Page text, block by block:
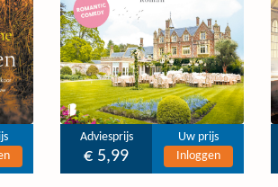
Adviesprijs
€ 5,99
Uw prijs
Inloggen